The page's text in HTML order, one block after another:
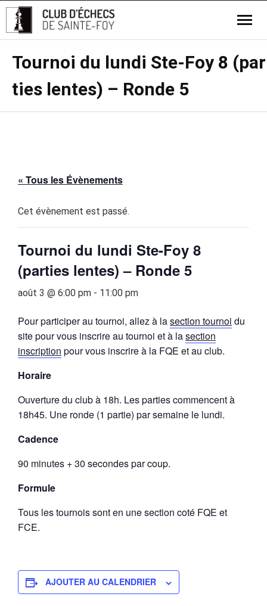
Tournoi du lundi Ste-Foy 8 (par
ties lentes) – Ronde 5
« Tous les Évènements
Cet évènement est passé.
Tournoi du lundi Ste-Foy 8
(parties lentes) – Ronde 5
août 3 @ 6:00 pm - 11:00 pm
Pour participer au tournoi, allez à lasection tournoi du
site pour vous inscrire au tournoi et à lasection
inscription pour vous inscrire à la FQE et au club.
Horaire
Ouverture du club à 18h. Les parties commencent à
18h45. Une ronde (1 partie) par semaine le lundi.
Cadence
90 minutes + 30 secondes par coup.
Formule
Tous les tournois sont en une section coté FQE et
FCE.
AJOUTER AU CALENDRIER